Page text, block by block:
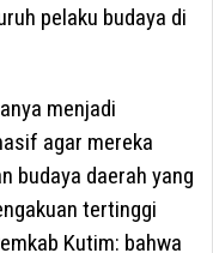
pelaku budaya di
menjadi
agar mereka
budaya daerah yang
tertinggi
Kutim: bahwa